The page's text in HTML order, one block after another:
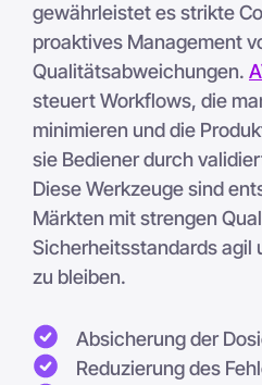
gewährleistet es strikte
proaktives Management
Qualitätsabweichungen.
steuert Workflows, die
minimieren und die
sie Bediener durch
Diese Werkzeuge sind
Märkten mit strengen
Sicherheitsstandards agil
zu bleiben.
Absicherung der
Reduzierung des